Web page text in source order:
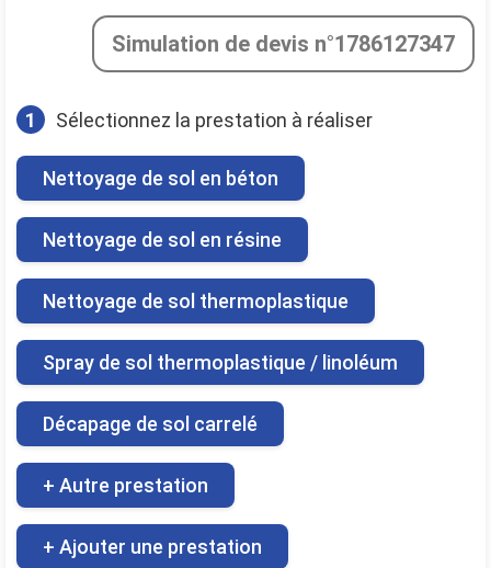
Simulation de devis n°1786127347
1 Sélectionnez la prestation à réaliser
Nettoyage de sol en béton
Nettoyage de sol en résine
Nettoyage de sol thermoplastique
Spray de sol thermoplastique / linoléum
Décapage de sol carrelé
+ Autre prestation
+ Ajouter une prestation